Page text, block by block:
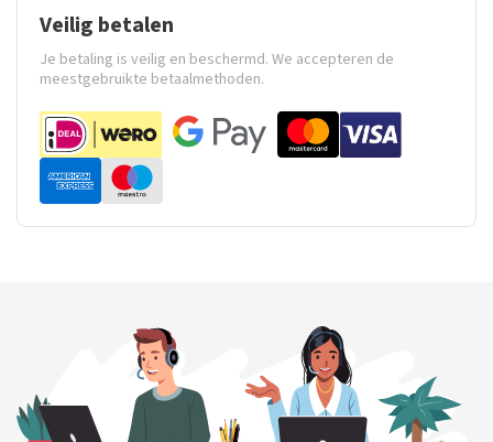
Veilig betalen
Je betaling is veilig en beschermd. We accepteren de
meestgebruikte betaalmethoden.